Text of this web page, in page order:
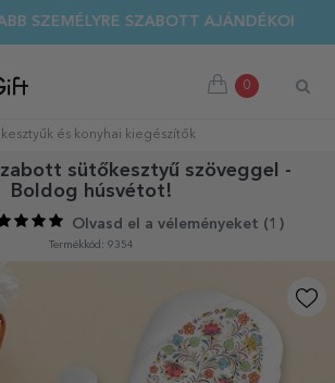
SZEMÉLYRE SZABOTT AJÁNDÉKOKAT!
0
és konyhai kiegészítők
sütőkesztyű szöveggel -
Boldog húsvétot!
Olvasd el a véleményeket (1 )
Termékkód: 9354